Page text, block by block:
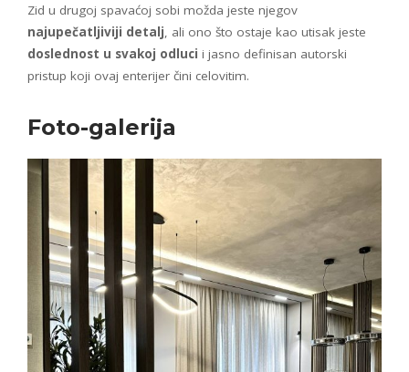
Zid u drugoj spavaćoj sobi možda jeste njegov
najupečatljiviji detalj, ali ono što ostaje kao utisak jeste
doslednost u svakoj odluci i jasno definisan autorski
pristup koji ovaj enterijer čini celovitim.
Foto-galerija